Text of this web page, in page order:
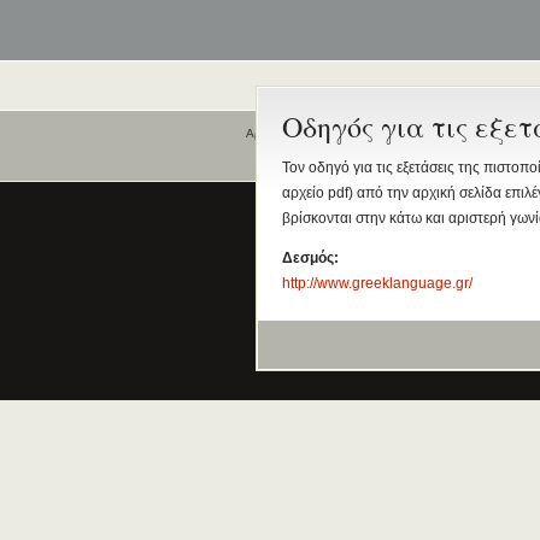
Οδηγός για τις
Τον οδηγό για τις εξετάσεις της
αρχείο pdf) από την αρχική σελίδα
βρίσκονται στην κάτω και αριστερή
Δεσμός:
http://www.greeklanguage.gr/
Αρχική
Ποιοι είναι εδώ
Είναι εδώ αυτή τη στιγμή0 χρήστες
1 επισκέπτης .